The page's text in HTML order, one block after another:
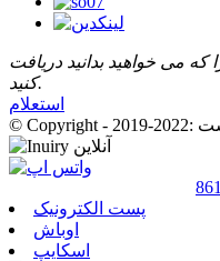
می خواهید بدانید دریافت
کنید.
استعلام
پست الکترونیک
اوباش
اسکایپ